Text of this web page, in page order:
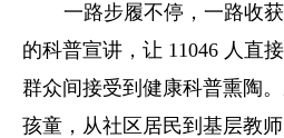
一路步履不停，一路收
的科普宣讲，让 11046 人直
群众间接受到健康科普熏陶
孩童，从社区居民到基层教